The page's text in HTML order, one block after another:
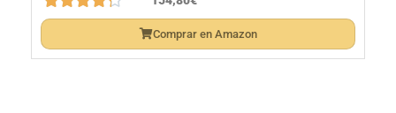
Comprar en Amazon